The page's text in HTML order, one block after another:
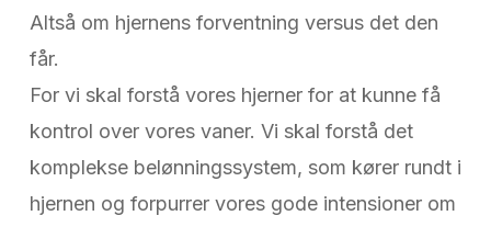
Altså om hjernens forventning versus det den
får.
For vi skal forstå vores hjerner for at kunne få
kontrol over vores vaner. Vi skal forstå det
komplekse belønningssystem, som kører rundt i
hjernen og forpurrer vores gode intensioner om